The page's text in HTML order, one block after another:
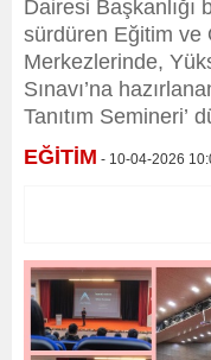
Dairesi Başkanlığı
sürdüren Eğitim ve
Merkezlerinde,
Sınavı’na
Tanıtım Semineri’
EĞİTİM - 10-04-2026